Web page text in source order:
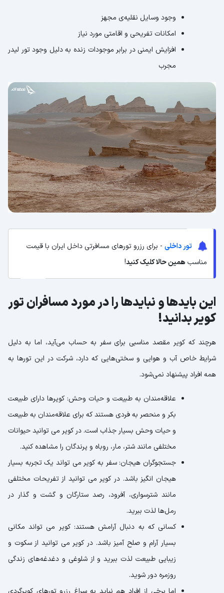
وجود وسایل نقلیه‌ی مجهز
امکانات تفریحی و اقامتی مورد نیاز
افزایش ایمنی در برابر موجودات زنده به دلیل وجود تور لیدر
مجرب
تور داخلی - برای رزرو تورهای مسافرتی داخل ایران با قیمت
مناسب همین حالا کلیک کنید!
این بایدها و نبایدها را در مورد مسافران تور
کویر بدانید!
هرچند که کویر مقصد مناسبی برای سفر به حساب می‌آید، اما به دلیل
شرایط خاص آب و هوایی و سختی‌هایی که دارد، شرکت در این تورها به
همه افراد پیشنهاد نمی‌شود.
علاقه‌مندان به طبیعت و حیات وحش: کویرها دارای طبیعت
بکر و منحصر به فردی هستند که برای علاقه‌مندان به طبیعت
و حیات وحش بسیار جذاب است. در کویر می توانید حیوانات
مختلفی مانند شتر، مار، روباه و پرندگان را مشاهده کنید.
جستجوگران هیجان: سفر به کویر می تواند یک تجربه بسیار
هیجان انگیز باشد. در کویر می توانید از تفریحات مختلفی
مانند شترسواری، آفرود، رصد ستارگان و گشت و گذار در
رمل‌ها لذت ببرید.
کسانی که به دنبال آرامش هستند: کویر می تواند مکانی
بسیار آرام و صلح آمیز باشد. در کویر می توانید از سکوت و
زیبایی طبیعت لذت ببرید و از شلوغی و دغدغه‌های زندگی
روزمره دور شوید.